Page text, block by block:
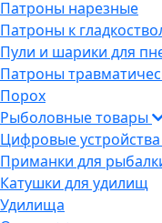
Патроны нарезные
Патроны к
Пули и шарики для
Патроны
Порох
Рыболовные товары
Цифровые
Приманки для
Катушки для удилищ
Удилища